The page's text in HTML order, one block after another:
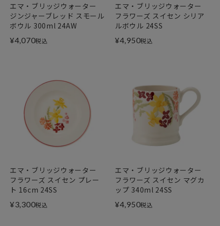
エマ・ブリッジウォーター
ジンジャーブレッド スモール
ボウル 300ml 24AW
¥4,070税込
エマ・ブリッジウォーター
フラワーズ スイセン シリア
ルボウル 24SS
¥4,950税込
エマ・ブリッジウォーター
フラワーズ スイセン プレー
ト 16cm 24SS
¥3,300税込
エマ・ブリッジウォーター
フラワーズ スイセン マグカ
ップ 340ml 24SS
¥4,950税込